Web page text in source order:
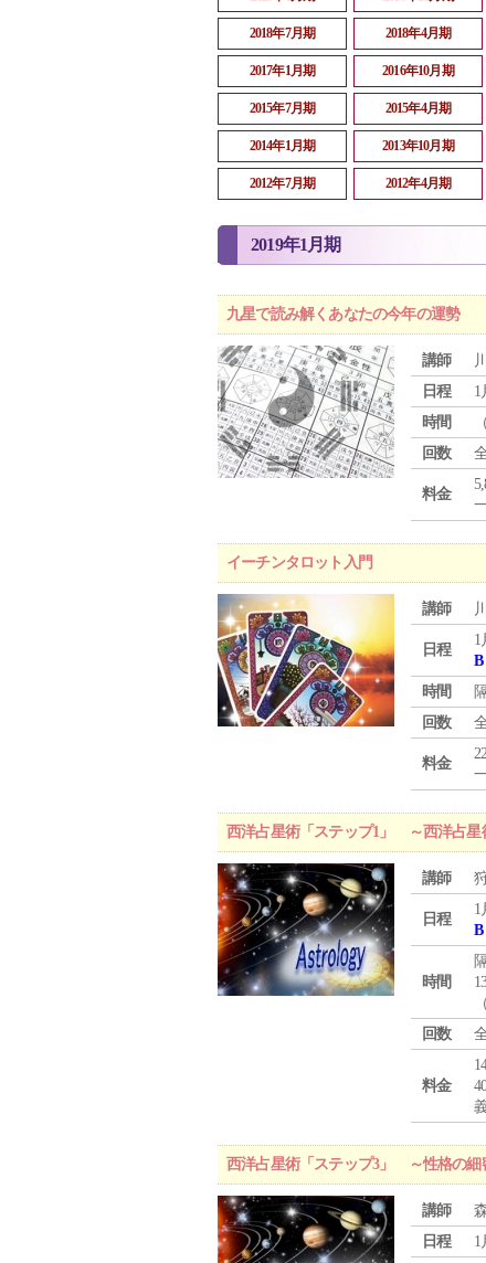
2018年7月期 2018年4月期
2017年1月期 2016年10月期
2015年7月期 2015年4月期
2014年1月期 2013年10月期
2012年7月期 2012年4月期
2019年1月期
九星で読み解くあなたの今年の運勢
講師
日程
1
時間
（
回数
料金
イーチンタロット入門
講師
日程
1
B
時間
回数
料金
西洋占星術「ステップ1」 ～西洋占星
講師
日程
1
B
時間
回数
料金
西洋占星術「ステップ3」 ～性格の細
講師
日程
1